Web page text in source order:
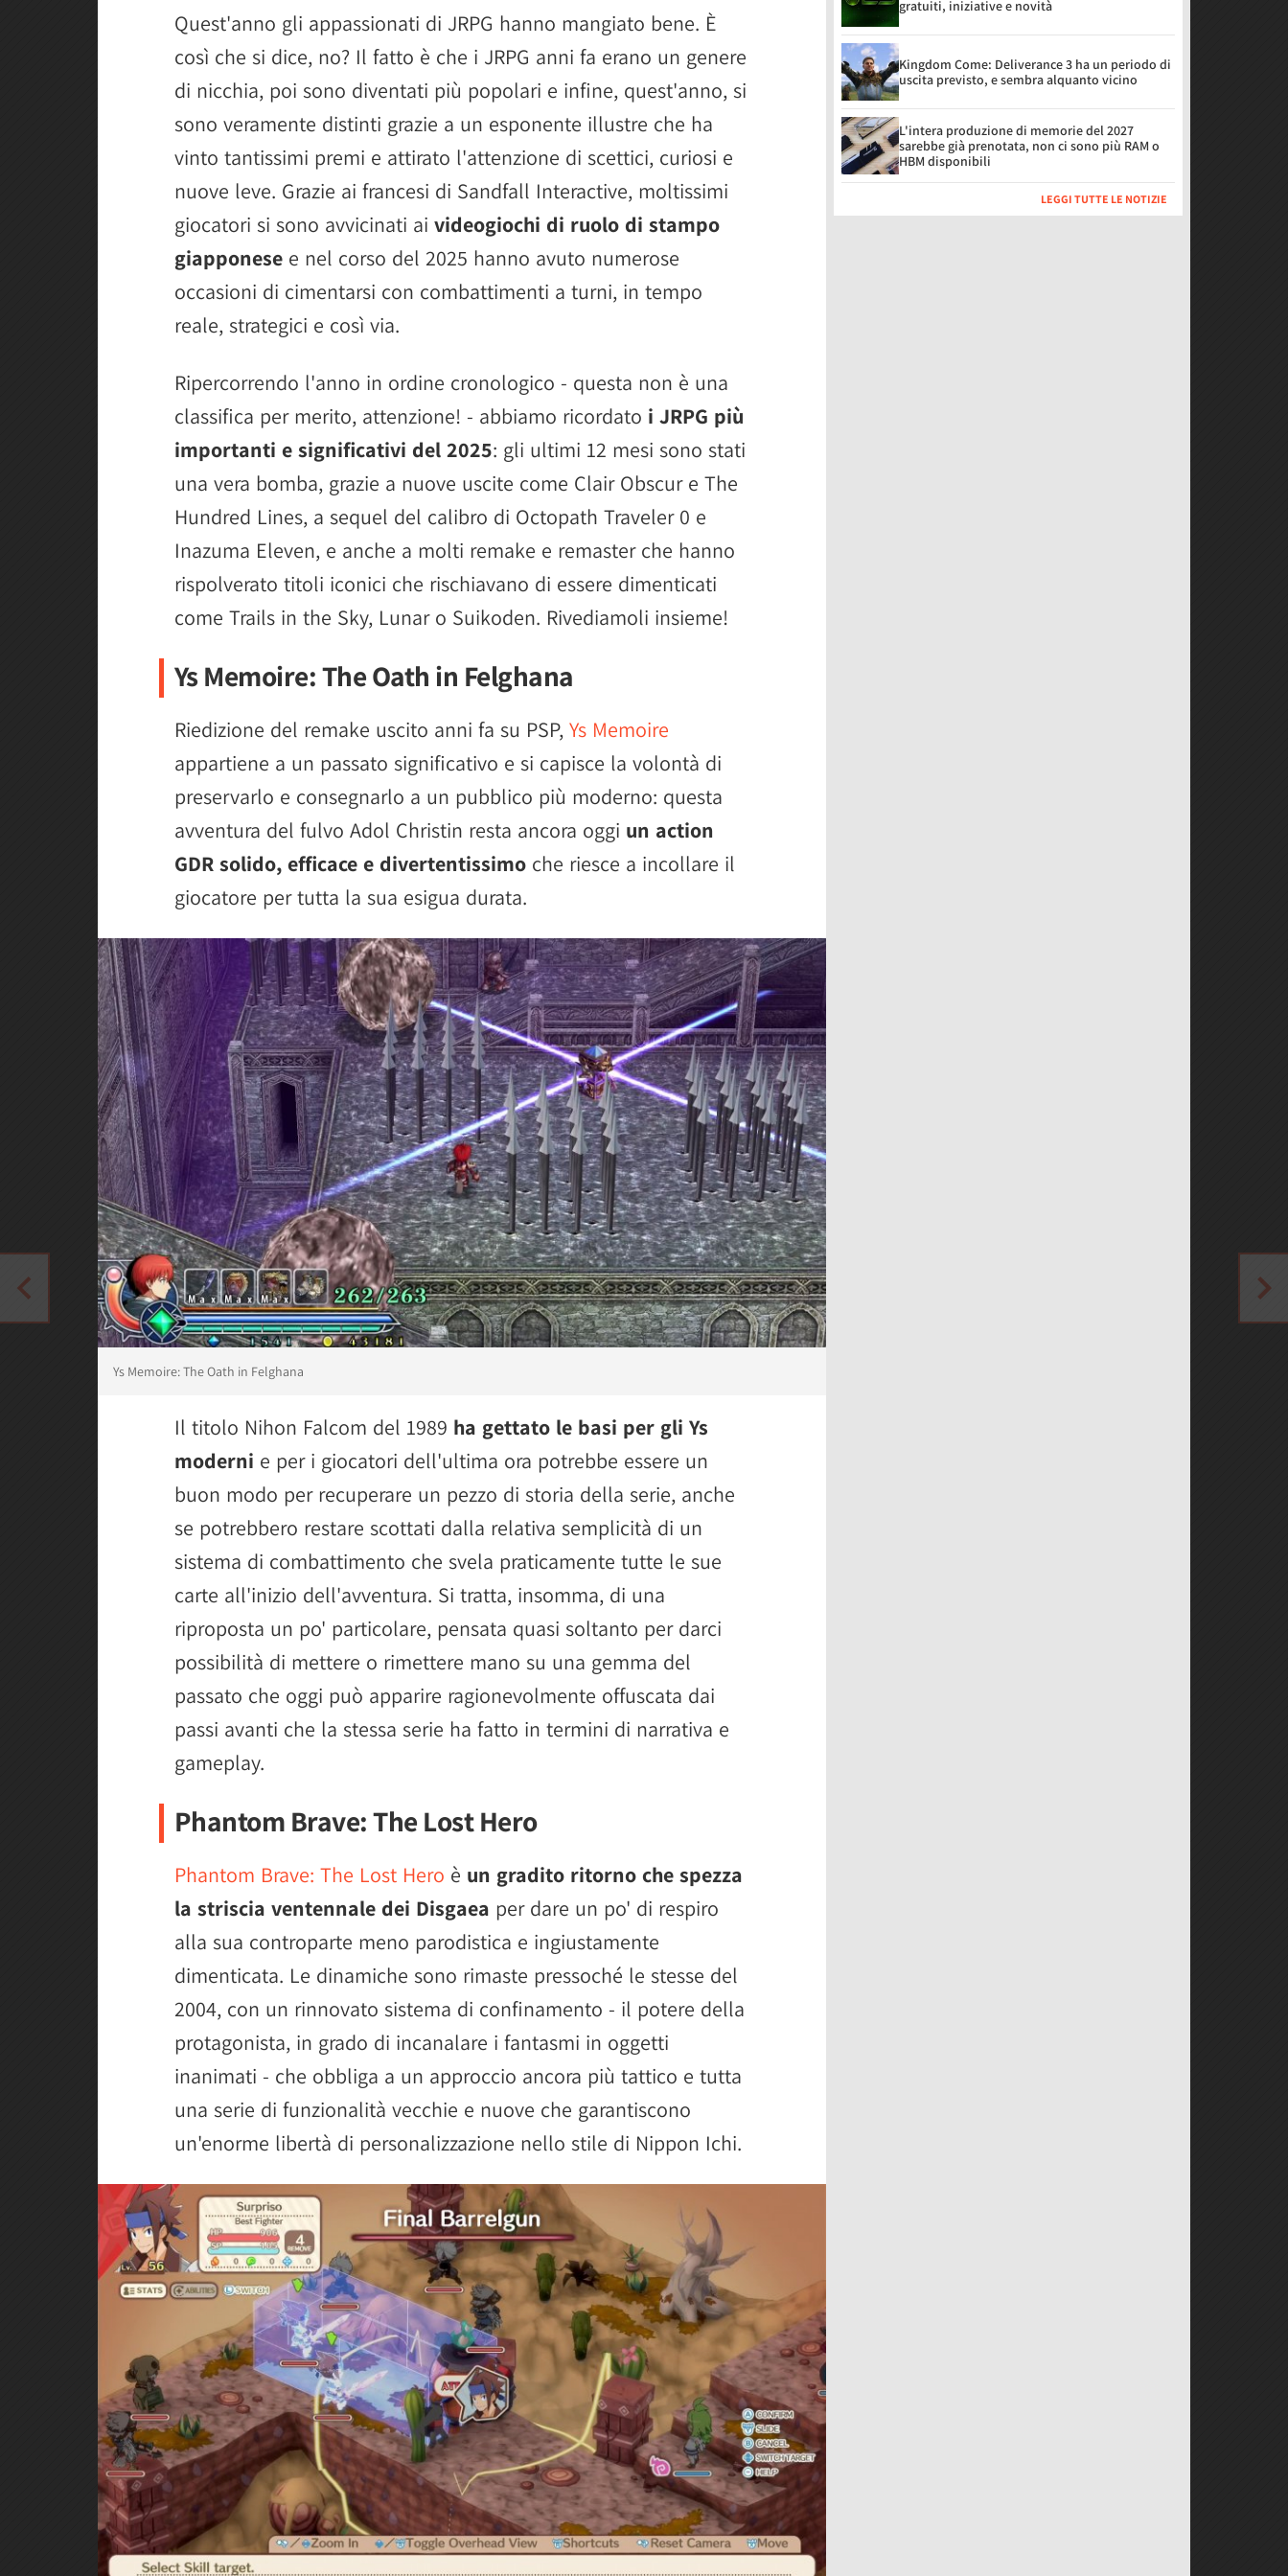
Quest'anno gli appassionati di JRPG hanno mangiato bene. È
così che si dice, no? Il fatto è che i JRPG anni fa erano un genere
di nicchia, poi sono diventati più popolari e infine, quest'anno, si
sono veramente distinti grazie a un esponente illustre che ha
vinto tantissimi premi e attirato l'attenzione di scettici, curiosi e
nuove leve. Grazie ai francesi di Sandfall Interactive, moltissimi
giocatori si sono avvicinati ai videogiochi di ruolo di stampo
giapponese e nel corso del 2025 hanno avuto numerose
occasioni di cimentarsi con combattimenti a turni, in tempo
reale, strategici e così via.
Ripercorrendo l'anno in ordine cronologico - questa non è una
classifica per merito, attenzione! - abbiamo ricordato i JRPG più
importanti e significativi del 2025: gli ultimi 12 mesi sono stati
una vera bomba, grazie a nuove uscite come Clair Obscur e The
Hundred Lines, a sequel del calibro di Octopath Traveler 0 e
Inazuma Eleven, e anche a molti remake e remaster che hanno
rispolverato titoli iconici che rischiavano di essere dimenticati
come Trails in the Sky, Lunar o Suikoden. Rivediamoli insieme!
Ys Memoire: The Oath in Felghana
Riedizione del remake uscito anni fa su PSP, Ys Memoire
appartiene a un passato significativo e si capisce la volontà di
preservarlo e consegnarlo a un pubblico più moderno: questa
avventura del fulvo Adol Christin resta ancora oggi un action
GDR solido, efficace e divertentissimo che riesce a incollare il
giocatore per tutta la sua esigua durata.
Ys Memoire: The Oath in Felghana
Il titolo Nihon Falcom del 1989 ha gettato le basi per gli Ys
moderni e per i giocatori dell'ultima ora potrebbe essere un
buon modo per recuperare un pezzo di storia della serie, anche
se potrebbero restare scottati dalla relativa semplicità di un
sistema di combattimento che svela praticamente tutte le sue
carte all'inizio dell'avventura. Si tratta, insomma, di una
riproposta un po' particolare, pensata quasi soltanto per darci
possibilità di mettere o rimettere mano su una gemma del
passato che oggi può apparire ragionevolmente offuscata dai
passi avanti che la stessa serie ha fatto in termini di narrativa e
gameplay.
Phantom Brave: The Lost Hero
Phantom Brave: The Lost Hero è un gradito ritorno che spezza
la striscia ventennale dei Disgaea per dare un po' di respiro
alla sua controparte meno parodistica e ingiustamente
dimenticata. Le dinamiche sono rimaste pressoché le stesse del
2004, con un rinnovato sistema di confinamento - il potere della
protagonista, in grado di incanalare i fantasmi in oggetti
inanimati - che obbliga a un approccio ancora più tattico e tutta
una serie di funzionalità vecchie e nuove che garantiscono
un'enorme libertà di personalizzazione nello stile di Nippon Ichi.
gratuiti, iniziative e novità
Kingdom Come: Deliverance 3 ha un periodo di
uscita previsto, e sembra alquanto vicino
L'intera produzione di memorie del 2027
sarebbe già prenotata, non ci sono più RAM o
HBM disponibili
LEGGI TUTTE LE NOTIZIE